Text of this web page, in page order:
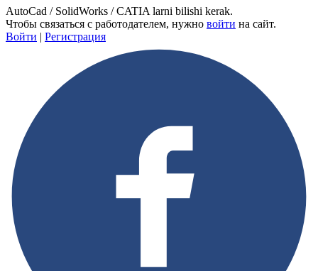
AutoCad / SolidWorks / CATIA larni bilishi kerak.
Чтобы связаться с работодателем, нужно войти на сайт.
Войти | Регистрация